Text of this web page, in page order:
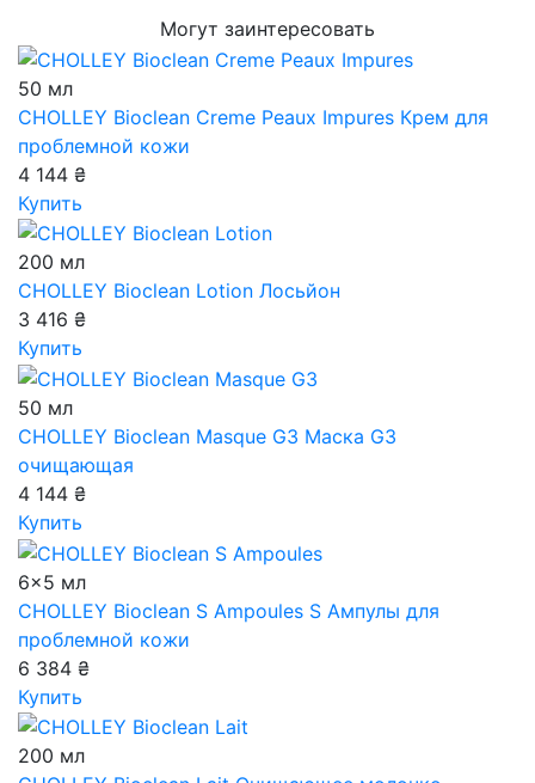
Могут заинтересовать
50 мл
CHOLLEY Bioclean Creme Peaux Impures Крем для
проблемной кожи
4 144 ₴
Купить
200 мл
CHOLLEY Bioclean Lotion Лосьйон
3 416 ₴
Купить
50 мл
CHOLLEY Bioclean Masque G3 Маска G3
очищающая
4 144 ₴
Купить
6x5 мл
CHOLLEY Bioclean S Ampoules S Ампулы для
проблемной кожи
6 384 ₴
Купить
200 мл